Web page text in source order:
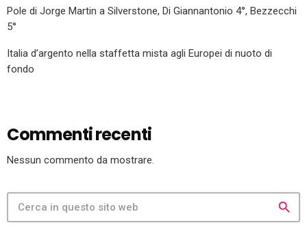
Pole di Jorge Martin a Silverstone, Di Giannantonio 4°, Bezzecchi
5°
Italia d’argento nella staffetta mista agli Europei di nuoto di
fondo
Commenti recenti
Nessun commento da mostrare.
search